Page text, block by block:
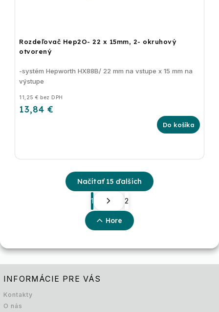
Rozdeľovač Hep2O- 22 x 15mm, 2- okruhový
otvorený
11,25 € bez DPH
13,84 €
Do košíka
-systém Hepworth HX88B/ 22 mm na vstupe x 15 mm na
výstupe
Načítať 15 ďalších
1 2
Hore
INFORMÁCIE PRE VÁS
Kontakty
O nás